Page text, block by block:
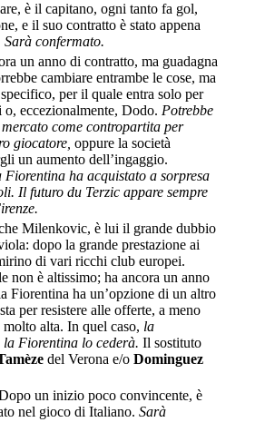
è il capitano, ogni tanto fa gol,
e il suo contratto è stato appena
Sarà confermato.
un anno di contratto, ma guadagna
cambiare entrambe le cose, ma
per il quale entra solo per
eccezionalmente, Dodo. Potrebbe
mercato come contropartita per
giocatore, oppure la società
un aumento dell’ingaggio.
ha acquistato a sorpresa
Il futuro du Terzic appare sempre
Milenkovic, è lui il grande dubbio
dopo la grande prestazione ai
di vari ricchi club europei.
non è altissimo; ha ancora un anno
Fiorentina ha un’opzione di un altro
per resistere alle offerte, a meno
alta. In quel caso, la
la Fiorentina lo cederà. Il sostituto
del Verona e/o Dominguez
un inizio poco convincente, è
nel gioco di Italiano. Sarà